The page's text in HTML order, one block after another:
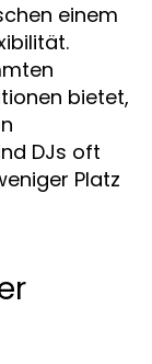
einem
bietet,
DJs oft
Platz